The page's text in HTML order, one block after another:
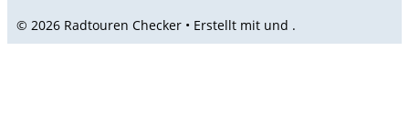
© 2026 Radtouren Checker • Erstellt mit und .